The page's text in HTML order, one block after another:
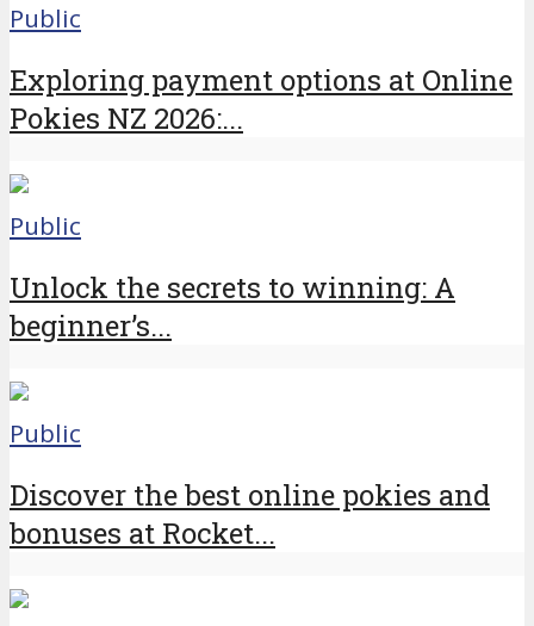
Public
Exploring payment options at Online
Pokies NZ 2026:...
Public
Unlock the secrets to winning: A
beginner’s...
Public
Discover the best online pokies and
bonuses at Rocket...